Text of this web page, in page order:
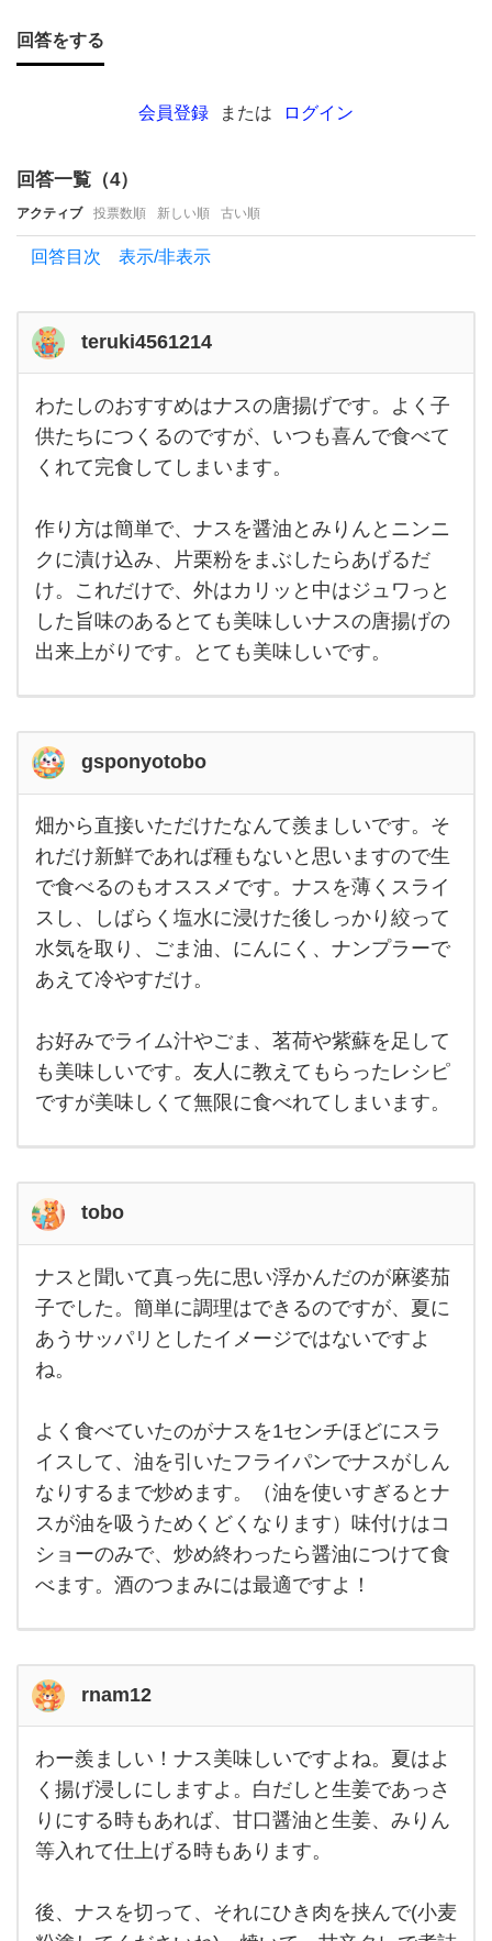
だ
今
日
近
を
歩
い
て
い
た
畑
の
お
じ
か
ら
き
ゅ
う
り
と
茄
を
い
回答をする
会員登録 または ログイン
回答一覧（4）
アクティブ 投票数順 新しい順 古い順
回答目次 表示/非表示
teruki4561214
わた
しの
おす
すめ
唐揚
げで
す。
よく
子供
たち
につ
くる
ので
が、
も喜
ん
わたしのおすすめはナスの唐揚げです。よく子
供たちにつくるのですが、いつも喜んで食べて
くれて完食してしまいます。
作り方は簡単で、ナスを醤油とみりんとニンニ
クに漬け込み、片栗粉をまぶしたらあげるだ
け。これだけで、外はカリッと中はジュワっと
した旨味のあるとても美味しいナスの唐揚げの
出来上がりです。とても美味しいです。
gsponyotobo
畑か
ら直
接い
ただ
けた
なん
て羨
まし
いで
す。
だけ
新鮮
であ
れば
種も
ない
いま
畑から直接いただけたなんて羨ましいです。そ
れだけ新鮮であれば種もないと思いますので生
で食べるのもオススメです。ナスを薄くスライ
スし、しばらく塩水に浸けた後しっかり絞って
水気を取り、ごま油、にんにく、ナンプラーで
あえて冷やすだけ。
お好みでライム汁やごま、茗荷や紫蘇を足して
も美味しいです。友人に教えてもらったレシピ
ですが美味しくて無限に食べれてしまいます。
tobo
ナス
と聞
いて
真っ
先に
思い
のが
麻婆
茄子
でし
た。
簡単
に調
理は
でき
るの
ナスと聞いて真っ先に思い浮かんだのが麻婆茄
子でした。簡単に調理はできるのですが、夏に
あうサッパリとしたイメージではないですよ
ね。
よく食べていたのがナスを1センチほどにスラ
イスして、油を引いたフライパンでナスがしん
なりするまで炒めます。（油を使いすぎるとナ
スが油を吸うためくどくなります）味付けはコ
ショーのみで、炒め終わったら醤油につけて食
べます。酒のつまみには最適ですよ！
rnam12
わー
羨ま
し
い！
ナス
美味
よ
ね。
わー羨ましい！ナス美味しいですよね。夏はよ
く揚げ浸しにしますよ。白だしと生姜であっさ
りにする時もあれば、甘口醤油と生姜、みりん
等入れて仕上げる時もあります。
後、ナスを切って、それにひき肉を挟んで(小麦